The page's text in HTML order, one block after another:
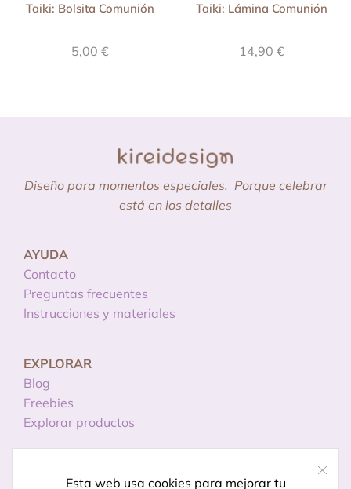
Taiki: Bolsita Comunión
5,00 €
Taiki: Lámina Comunión
14,90 €
Esta web usa cookies para mejorar tu
Diseño para momentos especiales. Porque celebrar
está en los detalles
AYUDA
Contacto
Preguntas frecuentes
Instrucciones y materiales
EXPLORAR
Blog
Freebies
Explorar productos